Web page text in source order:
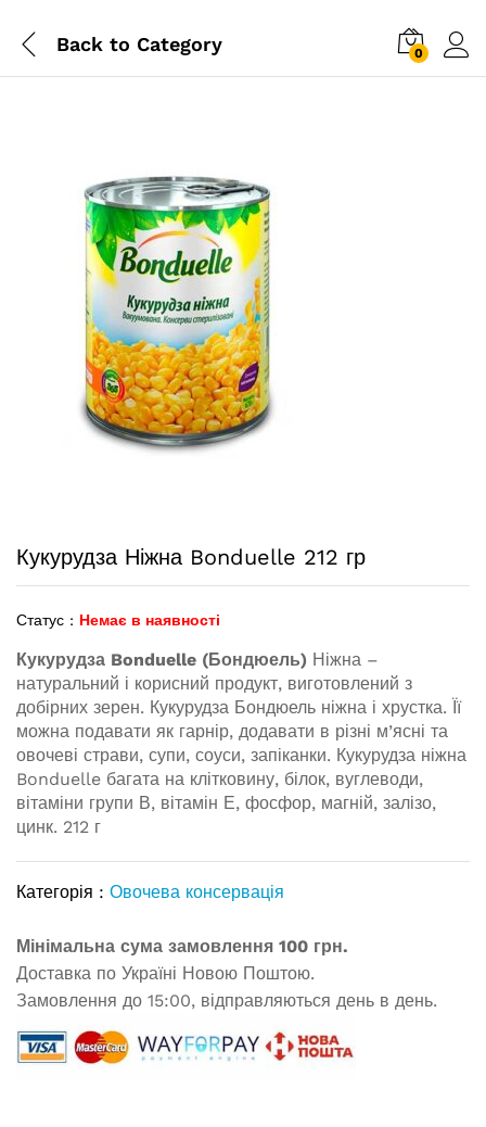
Back to Category 0
Кукурудза Ніжна Bonduelle 212 гр
Статус : Немає в наявності
Кукурудза Bonduelle (Бондюель) Ніжна –
натуральний і корисний продукт, виготовлений ​​з
добірних зерен. Кукурудза Бондюель ніжна і хрустка. Її
можна подавати як гарнір, додавати в різні м’ясні та
овочеві страви, супи, соуси, запіканки. Кукурудза ніжна
Bonduelle багата на клітковину, білок, вуглеводи,
вітаміни групи В, вітамін Е, фосфор, магній, залізо,
цинк. 212 г
Категорія : Овочева консервація
Мінімальна сума замовлення 100 грн.
Доставка по Україні Новою Поштою.
Замовлення до 15:00, відправляються день в день.